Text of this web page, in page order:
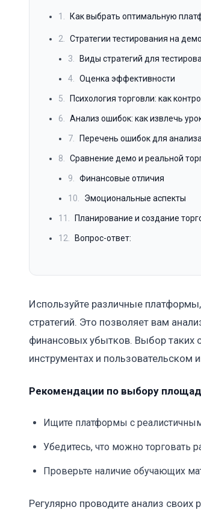
1. Как выбрать оптимальную
2. Стратегии тестирования на
3. Виды стратегий для
4. Оценка эффективности
5. Психология торговли: как
6. Анализ ошибок: как извлечь
7. Перечень ошибок для анализа
8. Сравнение демо и реальной
9. Финансовые отличия
10. Эмоциональные аспекты
11. Планирование и создание
12. Вопрос-ответ:
Используйте различные
стратегий. Это позволяет вам
финансовых убытков. Выбор таких
инструментах и пользовательском
Рекомендации по выбору
Ищите платформы с
Убедитесь, что можно торговать
Проверьте наличие обучающих
Регулярно проводите анализ